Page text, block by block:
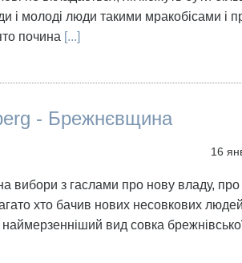
і молоді люди такими мракобісами і
почина [...]
- Брежнєвщина
16
вибори з гаслами про нову владу, про
хто бачив нових несовкових
наймерзенніший вид совка